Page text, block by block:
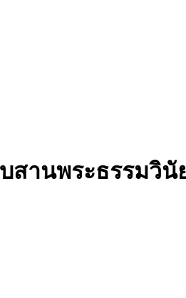
สานพระธรรมวินั